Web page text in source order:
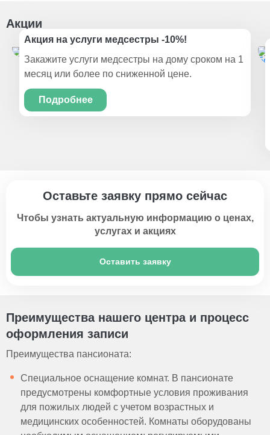
Акции
Акция на услуги медсестры -10%!
Закажите услуги медсестры на дому сроком на 1
месяц или более по сниженной цене.
Подробнее
Оставьте заявку прямо сейчас
Чтобы узнать актуальную информацию о ценах,
услугах и акциях
Оставить заявку
Преимущества нашего центра и процесс
оформления записи
Преимущества пансионата:
Специальное оснащение комнат. В пансионате
предусмотрены комфортные условия проживания
для пожилых людей с учетом возрастных и
медицинских особенностей. Комнаты оборудованы